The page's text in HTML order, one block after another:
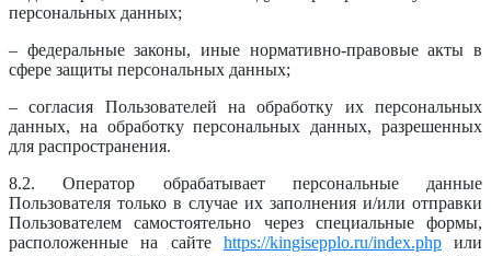
персональных данных;
– федеральные законы, иные нормативно-правовые акты в
сфере защиты персональных данных;
– согласия Пользователей на обработку их персональных
данных, на обработку персональных данных, разрешенных
для распространения.
8.2. Оператор обрабатывает персональные данные
Пользователя только в случае их заполнения и/или отправки
Пользователем самостоятельно через специальные формы,
расположенные на сайте https://kingisepplo.ru/index.phpили